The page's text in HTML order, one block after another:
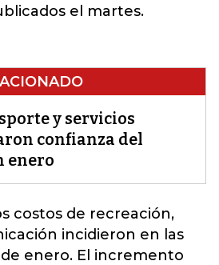
el martes.
y servicios
confianza del
enero
costos de recreación,
incidieron en las
enero. El incremento